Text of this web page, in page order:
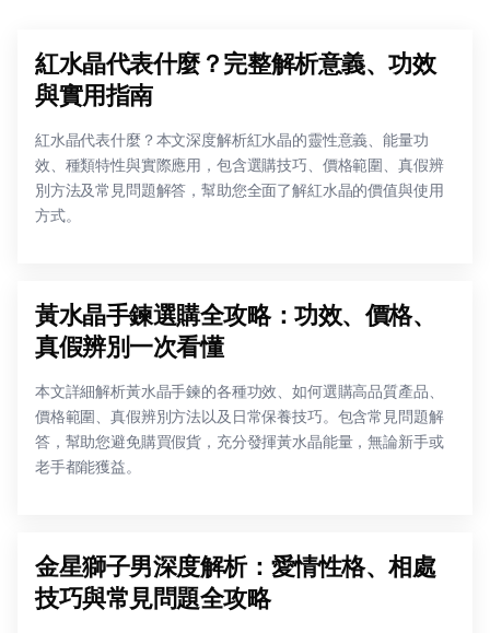
紅水晶代表什麼？完整解析意義、功效
與實用指南
紅水晶代表什麼？本文深度解析紅水晶的靈性意義、能量功
效、種類特性與實際應用，包含選購技巧、價格範圍、真假辨
別方法及常見問題解答，幫助您全面了解紅水晶的價值與使用
方式。
黃水晶手鍊選購全攻略：功效、價格、
真假辨別一次看懂
本文詳細解析黃水晶手鍊的各種功效、如何選購高品質產品、
價格範圍、真假辨別方法以及日常保養技巧。包含常見問題解
答，幫助您避免購買假貨，充分發揮黃水晶能量，無論新手或
老手都能獲益。
金星獅子男深度解析：愛情性格、相處
技巧與常見問題全攻略